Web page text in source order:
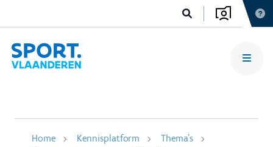
Home Kennisplatform
Thema's